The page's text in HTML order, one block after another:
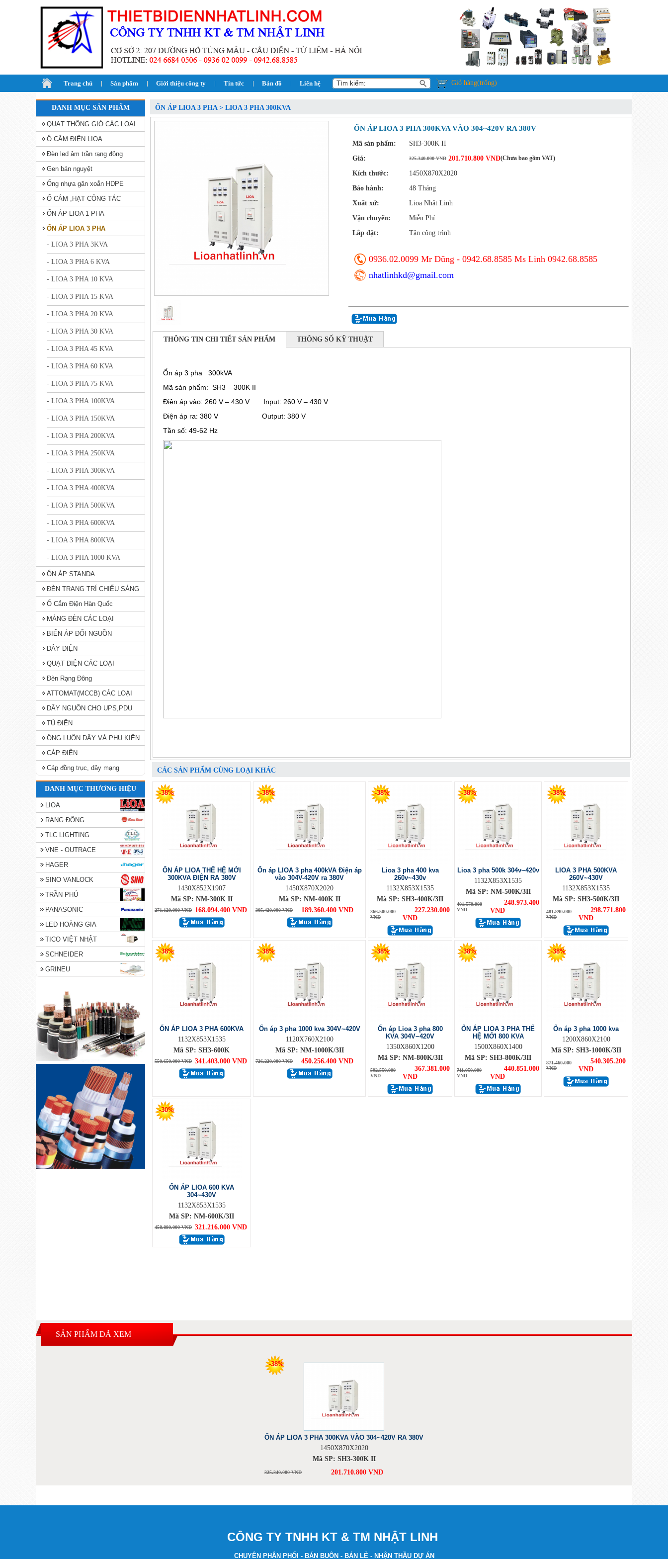
Trang chủ Sản phẩm Giới thiệu công ty Tin tức Bản đồ Liên hệ Giỏ hàng(trống)
DANH MỤC SẢN PHẨM
QUẠT THÔNG GIÓ CÁC LOẠI
Ổ CẮM ĐIỆN LIOA
Đèn led âm trần rạng đông
Gen bán nguyệt
Ống nhựa gân xoắn HDPE
Ổ CẮM ,HẠT CÔNG TẮC
ỔN ÁP LIOA 1 PHA
ỔN ÁP LIOA 3 PHA
- LIOA 3 PHA 3KVA
- LIOA 3 PHA 6 KVA
- LIOA 3 PHA 10 KVA
- LIOA 3 PHA 15 KVA
- LIOA 3 PHA 20 KVA
- LIOA 3 PHA 30 KVA
- LIOA 3 PHA 45 KVA
- LIOA 3 PHA 60 KVA
- LIOA 3 PHA 75 KVA
- LIOA 3 PHA 100KVA
- LIOA 3 PHA 150KVA
- LIOA 3 PHA 200KVA
- LIOA 3 PHA 250KVA
- LIOA 3 PHA 300KVA
- LIOA 3 PHA 400KVA
- LIOA 3 PHA 500KVA
- LIOA 3 PHA 600KVA
- LIOA 3 PHA 800KVA
- LIOA 3 PHA 1000 KVA
ỔN ÁP STANDA
ĐÈN TRANG TRÍ CHIẾU SÁNG
Ổ Cắm Điện Hàn Quốc
MÁNG ĐÈN CÁC LOẠI
BIẾN ÁP ĐỔI NGUỒN
DÂY ĐIỆN
QUẠT ĐIỆN CÁC LOẠI
Đèn Rạng Đông
ATTOMAT(MCCB) CÁC LOẠI
DÂY NGUỒN CHO UPS,PDU
TỦ ĐIỆN
ỐNG LUỒN DÂY VÀ PHỤ KIỆN
CÁP ĐIỆN
Cáp đồng trục, dây mạng
DANH MỤC THƯƠNG HIỆU
LIOA
RẠNG ĐÔNG
TLC LIGHTING
VNE - OUTRACE
HAGER
SINO VANLOCK
TRẦN PHÚ
PANASONIC
LED HOÀNG GIA
TICO VIỆT NHẬT
SCHNEIDER
GRINEU
ỔN ÁP LIOA 3 PHA > LIOA 3 PHA 300KVA
ỔN ÁP LIOA 3 PHA 300KVA VÀO 304~420V RA 380V
Mã sản phẩm:
SH3-300K II
Giá:
325.340.000 VND 201.710.800 VND(Chưa bao gồm VAT)
Kích thước:
1450X870X2020
Bảo hành:
48 Tháng
Xuất xứ:
Lioa Nhật Linh
Vận chuyển:
Miễn Phí
Lắp đặt:
Tận công trình
0936.02.0099 Mr Dũng - 0942.68.8585 Ms Linh 0942.68.8585
nhatlinhkd@gmail.com
THÔNG TIN CHI TIẾT SẢN PHẨM THÔNG SỐ KỸ THUẬT
Ổn áp 3 pha 300kVA
Mã sản phẩm: SH3 – 300K II
Điện áp vào: 260 V – 430 V Input: 260 V – 430 V
Điện áp ra: 380 V Output: 380 V
Tần số: 49-62 Hz
CÁC SẢN PHẨM CÙNG LOẠI KHÁC
-38%
ỔN ÁP LIOA THẾ HỆ MỚI
300KVA ĐIỆN RA 380V
1430X852X1907
Mã SP: NM-300K II
271.120.000 VND 168.094.400 VND
-38%
Ổn áp LIOA 3 pha 400kVA Điện áp
vào 304V-420V ra 380V
1450X870X2020
Mã SP: NM-400K II
305.420.000 VND 189.360.400 VND
-38%
Lioa 3 pha 400 kva
260v~430v
1132X853X1535
Mã SP: SH3-400K/3II
366.500.000
VND
227.230.000
VND
-38%
Lioa 3 pha 500k 304v~420v
1132X853X1535
Mã SP: NM-500K/3II
401.570.000
VND
248.973.400
VND
-38%
LIOA 3 PHA 500KVA
260V~430V
1132X853X1535
Mã SP: SH3-500K/3II
481.890.000
VND
298.771.800
VND
-38%
ỔN ÁP LIOA 3 PHA 600KVA
1132X853X1535
Mã SP: SH3-600K
550.650.000 VND 341.403.000 VND
-38%
Ổn áp 3 pha 1000 kva 304V~420V
1120X760X2100
Mã SP: NM-1000K/3II
726.220.000 VND 450.256.400 VND
-38%
Ổn áp Lioa 3 pha 800
KVA 304V~420V
1350X860X1200
Mã SP: NM-800K/3II
592.550.000
VND
367.381.000
VND
-38%
ỔN ÁP LIOA 3 PHA THẾ
HỆ MỚI 800 KVA
1500X860X1400
Mã SP: SH3-800K/3II
711.050.000
VND
440.851.000
VND
-38%
Ổn áp 3 pha 1000 kva
1200X860X2100
Mã SP: SH3-1000K/3II
871.460.000
VND
540.305.200
VND
-30%
ỔN ÁP LIOA 600 KVA
304~430V
1132X853X1535
Mã SP: NM-600K/3II
458.880.000 VND 321.216.000 VND
SẢN PHẨM ĐÃ XEM
-38%
ỔN ÁP LIOA 3 PHA 300KVA VÀO 304~420V RA 380V
1450X870X2020
Mã SP: SH3-300K II
325.340.000 VND 201.710.800 VND
CÔNG TY TNHH KT & TM NHẬT LINH
CHUYÊN PHÂN PHỐI - BÁN BUÔN - BÁN LẺ - NHẬN THẦU DỰ ÁN